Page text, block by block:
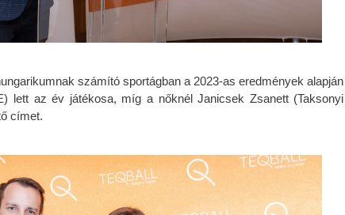
számító sportágban a 2023-as eredmények alapján
lett az év játékosa, míg a nőknél Janicsek Zsanett (Taksonyi
címet.